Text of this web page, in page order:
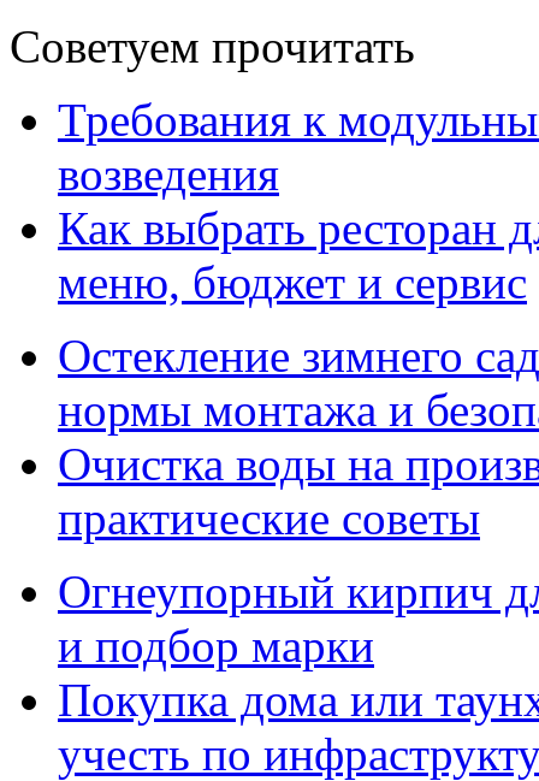
Советуем прочитать
Требования к
возведения
Как выбрать ресторан
меню, бюджет и сервис
Остекление зимнего
нормы монтажа и
Очистка воды на
практические советы
Огнеупорный кирпич
и подбор марки
Покупка дома или
учесть по